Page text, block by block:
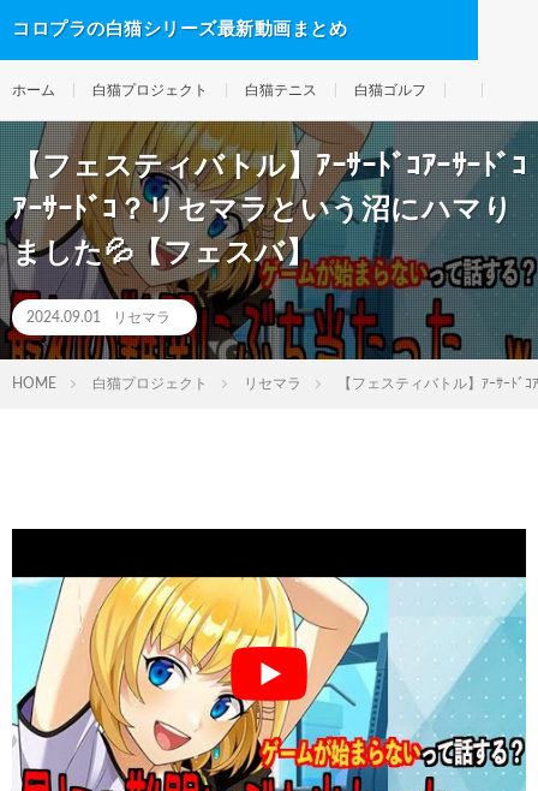
コロプラの白猫シリーズ最新動画まとめ
ホーム 白猫プロジェクト 白猫テニス 白猫ゴルフ
【フェスティバトル】ｱｰｻｰﾄﾞｺｱｰｻｰﾄﾞｺ
ｱｰｻｰﾄﾞｺ？リセマラという沼にハマり
ました💦【フェスバ】
2024.09.01 リセマラ
HOME 白猫プロジェクト リセマラ 【フェスティバトル】ｱｰｻｰﾄﾞ